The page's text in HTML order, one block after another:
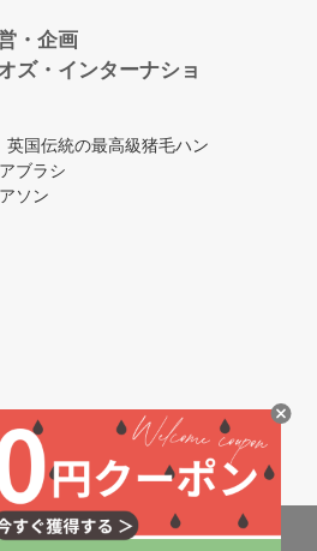
・企画
ズ・インターナショ
英国伝統の最高級猪毛ハン
ブラシ
ソン